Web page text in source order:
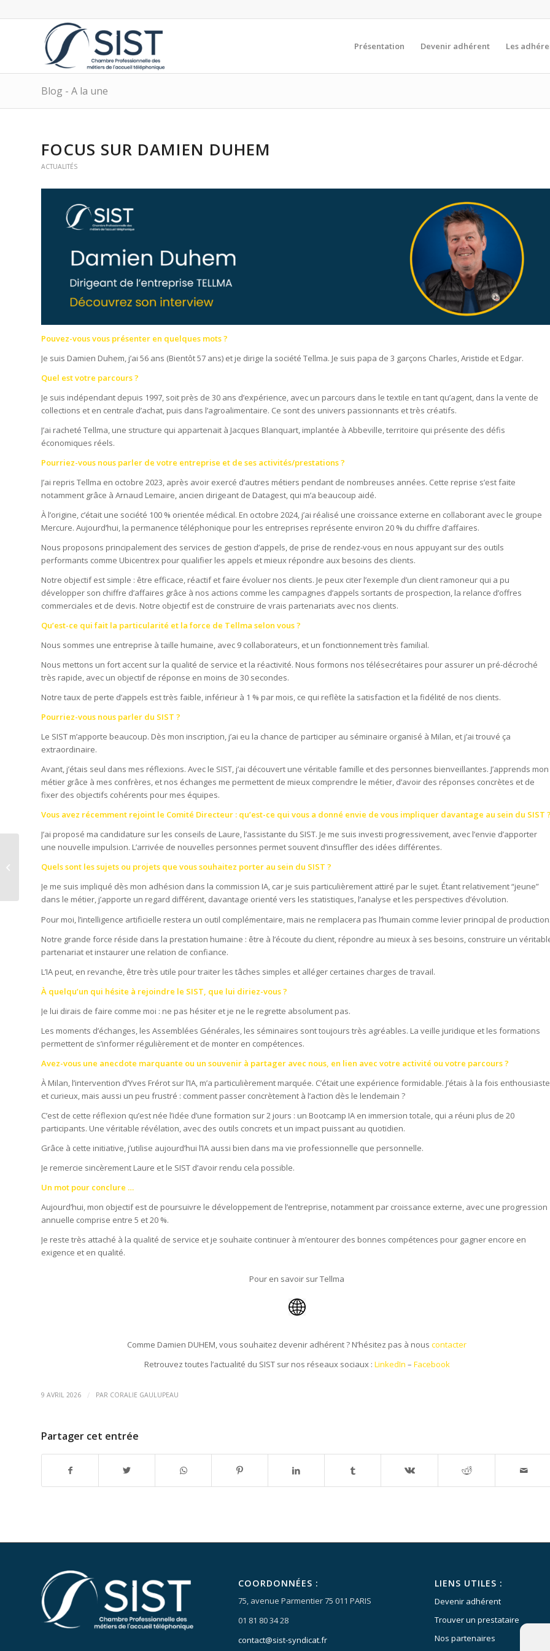
Présentation Devenir adhérent Les
Blog - A la une
FOCUS SUR DAMIEN DUHEM
ACTUALITÉS
Pouvez-vous vous présenter en quelques mots ?
Je suis Damien Duhem, j’ai 56 ans (Bientôt 57 ans) et je dirige la société Tellma. Je suis papa de 3 garçons Charles, Aristide et Edgar.
Quel est votre parcours ?
Je suis indépendant depuis 1997, soit près de 30 ans d’expérience, avec un parcours dans le textile en tant qu’agent, dans la vente de
collections et en centrale d’achat, puis dans l’agroalimentaire. Ce sont des univers passionnants et très créatifs.
J’ai racheté Tellma, une structure qui appartenait à Jacques Blanquart, implantée à Abbeville, territoire qui présente des défis
économiques réels.
Pourriez-vous nous parler de votre entreprise et de ses activités/prestations ?
J’ai repris Tellma en octobre 2023, après avoir exercé d’autres métiers pendant de nombreuses années. Cette reprise s’est faite
notamment grâce à Arnaud Lemaire, ancien dirigeant de Datagest, qui m’a beaucoup aidé.
À l’origine, c’était une société 100 % orientée médical. En octobre 2024, j’ai réalisé une croissance externe en collaborant avec le groupe
Mercure. Aujourd’hui, la permanence téléphonique pour les entreprises représente environ 20 % du chiffre d’affaires.
Nous proposons principalement des services de gestion d’appels, de prise de rendez-vous en nous appuyant sur des outils
performants comme Ubicentrex pour qualifier les appels et mieux répondre aux besoins des clients.
Notre objectif est simple : être efficace, réactif et faire évoluer nos clients. Je peux citer l’exemple d’un client ramoneur qui a pu
développer son chiffre d’affaires grâce à nos actions comme les campagnes d’appels sortants de prospection, la relance d’offres
commerciales et de devis. Notre objectif est de construire de vrais partenariats avec nos clients.
Qu’est-ce qui fait la particularité et la force de Tellma selon vous ?
Nous sommes une entreprise à taille humaine, avec 9 collaborateurs, et un fonctionnement très familial.
Nous mettons un fort accent sur la qualité de service et la réactivité. Nous formons nos télésecrétaires pour assurer un pré-décroché
très rapide, avec un objectif de réponse en moins de 30 secondes.
Notre taux de perte d’appels est très faible, inférieur à 1 % par mois, ce qui reflète la satisfaction et la fidélité de nos clients.
Pourriez-vous nous parler du SIST ?
Le SIST m’apporte beaucoup. Dès mon inscription, j’ai eu la chance de participer au séminaire organisé à Milan, et j’ai trouvé ça
extraordinaire.
Avant, j’étais seul dans mes réflexions. Avec le SIST, j’ai découvert une véritable famille et des personnes bienveillantes. J’apprends mon
métier grâce à mes confrères, et nos échanges me permettent de mieux comprendre le métier, d’avoir des réponses concrètes et de
fixer des objectifs cohérents pour mes équipes.
Vous avez récemment rejoint le Comité Directeur : qu’est-ce qui vous a donné envie de vous impliquer davantage au sein du SIST ?
J’ai proposé ma candidature sur les conseils de Laure, l’assistante du SIST. Je me suis investi progressivement, avec l’envie d’apporter
une nouvelle impulsion. L’arrivée de nouvelles personnes permet souvent d’insuffler des idées différentes.
Quels sont les sujets ou projets que vous souhaitez porter au sein du SIST ?
Je me suis impliqué dès mon adhésion dans la commission IA, car je suis particulièrement attiré par le sujet. Étant relativement “jeune”
dans le métier, j’apporte un regard différent, davantage orienté vers les statistiques, l’analyse et les perspectives d’évolution.
Pour moi, l’intelligence artificielle restera un outil complémentaire, mais ne remplacera pas l’humain comme levier principal de production.
Notre grande force réside dans la prestation humaine : être à l’écoute du client, répondre au mieux à ses besoins, construire un
partenariat et instaurer une relation de confiance.
L’IA peut, en revanche, être très utile pour traiter les tâches simples et alléger certaines charges de travail.
À quelqu’un qui hésite à rejoindre le SIST, que lui diriez-vous ?
Je lui dirais de faire comme moi : ne pas hésiter et je ne le regrette absolument pas.
Les moments d’échanges, les Assemblées Générales, les séminaires sont toujours très agréables. La veille juridique et les formations
permettent de s’informer régulièrement et de monter en compétences.
Avez-vous une anecdote marquante ou un souvenir à partager avec nous, en lien avec votre activité ou votre parcours ?
À Milan, l’intervention d’Yves Frérot sur l’IA, m’a particulièrement marquée. C’était une expérience formidable. J’étais à la fois enthousiaste
et curieux, mais aussi un peu frustré : comment passer concrètement à l’action dès le lendemain ?
C’est de cette réflexion qu’est née l’idée d’une formation sur 2 jours : un Bootcamp IA en immersion totale, qui a réuni plus de 20
participants. Une véritable révélation, avec des outils concrets et un impact puissant au quotidien.
Grâce à cette initiative, j’utilise aujourd’hui l’IA aussi bien dans ma vie professionnelle que personnelle.
Je remercie sincèrement Laure et le SIST d’avoir rendu cela possible.
Un mot pour conclure …
Aujourd’hui, mon objectif est de poursuivre le développement de l’entreprise, notamment par croissance externe, avec une progression
annuelle comprise entre 5 et 20 %.
Je reste très attaché à la qualité de service et je souhaite continuer à m’entourer des bonnes compétences pour gagner encore en
exigence et en qualité.
Pour en savoir sur Tellma
Comme Damien DUHEM, vous souhaitez devenir adhérent ? N’hésitez pas à nouscontacter
Retrouvez toutes l’actualité du SIST sur nos réseaux sociaux : LinkedIn – Facebook
9 AVRIL 2026 / PAR CORALIE GAULUPEAU
Partager cet entrée
COORDONNÉES :
75, avenue Parmentier 75 011 PARIS
01 81 80 34 28
contact@sist-syndicat.fr
LIENS UTILES :
Devenir adhérent
Trouver un prestataire
Nos partenaires
Come la Blockchain sta
Rivoluzionando la Trasparenza nei